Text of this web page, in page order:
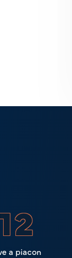
a piacon